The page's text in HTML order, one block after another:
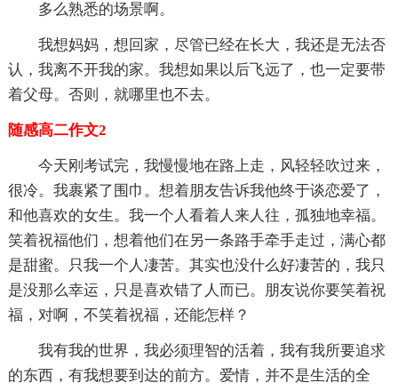
多么熟悉的场景啊。
我想妈妈，想回家，尽管已经在长大，我还是无法否
认，我离不开我的家。我想如果以后飞远了，也一定要带
着父母。否则，就哪里也不去。
随感高二作文2
今天刚考试完，我慢慢地在路上走，风轻轻吹过来，
很冷。我裹紧了围巾。想着朋友告诉我他终于谈恋爱了，
和他喜欢的女生。我一个人看着人来人往，孤独地幸福。
笑着祝福他们，想着他们在另一条路手牵手走过，满心都
是甜蜜。只我一个人凄苦。其实也没什么好凄苦的，我只
是没那么幸运，只是喜欢错了人而已。朋友说你要笑着祝
福，对啊，不笑着祝福，还能怎样？
我有我的世界，我必须理智的活着，我有我所要追求
的东西，有我想要到达的前方。爱情，并不是生活的全